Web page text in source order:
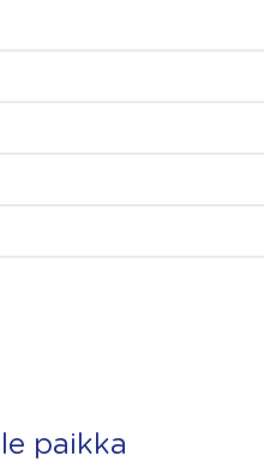
paikka